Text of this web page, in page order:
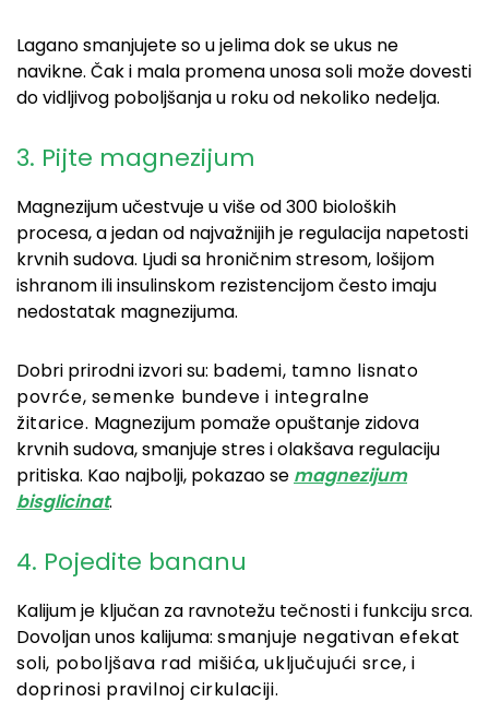
Lagano smanjujete so u jelima dok se ukus ne
navikne. Čak i mala promena unosa soli može dovesti
do vidljivog poboljšanja u roku od nekoliko nedelja.
3. Pijte magnezijum
Magnezijum učestvuje u više od 300 bioloških
procesa, a jedan od najvažnijih je regulacija napetosti
krvnih sudova. Ljudi sa hroničnim stresom, lošijom
ishranom ili insulinskom rezistencijom često imaju
nedostatak magnezijuma.
Dobri prirodni izvori su: bademi, tamno lisnato
povrće, semenke bundeve i integralne
žitarice. Magnezijum pomaže opuštanje zidova
krvnih sudova, smanjuje stres i olakšava regulaciju
pritiska. Kao najbolji, pokazao se magnezijum
bisglicinat.
4. Pojedite bananu
Kalijum je ključan za ravnotežu tečnosti i funkciju srca.
Dovoljan unos kalijuma: smanjuje negativan efekat
soli, poboljšava rad mišića, uključujući srce, i
doprinosi pravilnoj cirkulaciji.